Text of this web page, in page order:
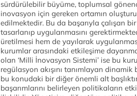
sürdürülebilir büyüme, toplumsal
inovasyon için gereken ortamın
edilmektedir. Bu da başarıyla çalışan
tasarlanıp uygulanmasını
üretilmesi hem de yayılarak
kurumlar arasındaki etkileşime
olan ‘Milli İnovasyon Sistemi’ ise bu
regülasyon akışını tanımlayan
bu konudaki bir diğer önemli alt
başarımlarını belirleyen politikaların